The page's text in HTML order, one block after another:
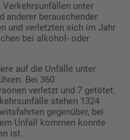
unter
anderer berauschender
und verletzten sich im Jahr
bei alkohol- oder
auf die Unfälle unter
Bei 360
verletzt und 7 getötet.
stehen 1324
gegenüber, bei
Unfall kommen konnte
ist.